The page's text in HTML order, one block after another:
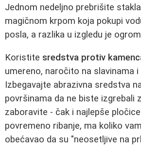
Jednom nedeljno prebrišite
magičnom krpom koja pokupi
posla, a razlika u izgledu je
Koristite sredstva protiv
umereno, naročito na slavinama
Izbegavajte abrazivna sredstva
površinama da ne biste izgrebali
zaboravite - čak i najlepše
povremeno ribanje, ma koliko
obećavao da su "neosetljive na